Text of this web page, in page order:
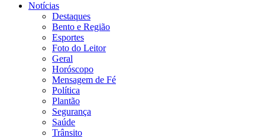
Notícias
Destaques
Bento e Região
Esportes
Foto do Leitor
Geral
Horóscopo
Mensagem de Fé
Política
Plantão
Segurança
Saúde
Trânsito